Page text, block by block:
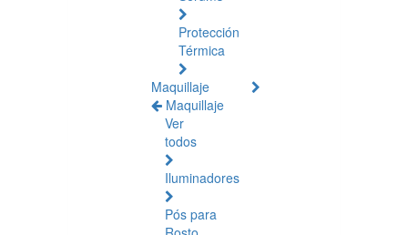
Protección
Térmica
Maquillaje
Maquillaje
Ver
todos
Iluminadores
Pós para